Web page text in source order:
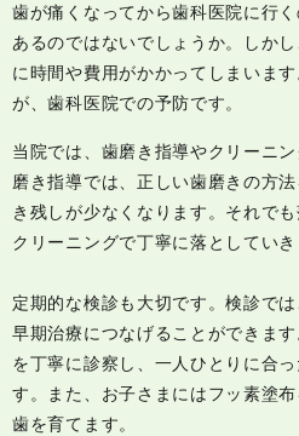
歯が痛くなってから歯科医院に行
あるのではないでしょうか。しか
に時間や費用がかかってしまいま
が、歯科医院での予防です。
当院では、歯磨き指導やクリーニ
磨き指導では、正しい歯磨きの方
き残しが少なくなります。それで
クリーニングで丁寧に落としていき
定期的な検診も大切です。検診で
早期治療につなげることができま
を丁寧に診察し、一人ひとりに合
す。また、お子さまにはフッ素塗
歯を育てます。